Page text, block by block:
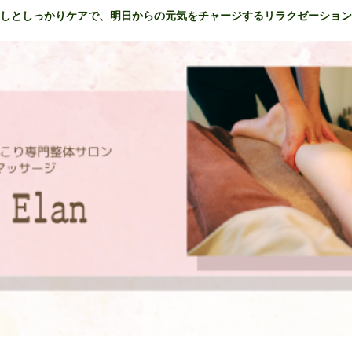
としっかりケアで、明日からの元気をチャージするリラクゼーショ